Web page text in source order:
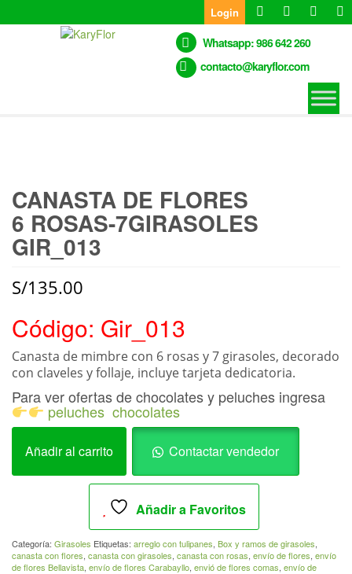
to
Login
Whatsapp: 986 642 260
contacto@karyflor.com
CANASTA DE FLORES
6 ROSAS-7GIRASOLES
GIR_013
S/135.00
Código: Gir_013
Canasta de mimbre con 6 rosas y 7 girasoles, decorado
con claveles y follaje, incluye tarjeta dedicatoria.
Para ver ofertas de chocolates y peluches ingresa
peluches chocolates
Flores6
7GirasolesGir_013
Añadir al carrito Contactar vendedor
Añadir a Favoritos
Categoría: Girasoles Etiquetas: arreglo con tulipanes, Box y ramos de girasoles,
canasta con flores, canasta con girasoles, canasta con rosas, envío de flores, envío
de flores Bellavista, envío de flores Carabayllo, envió de flores comas, envío de